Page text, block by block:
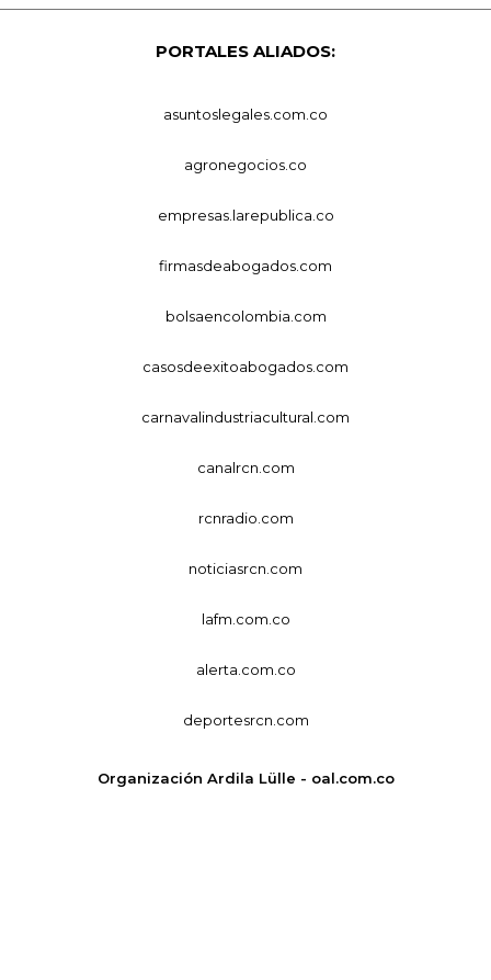
PORTALES ALIADOS:
asuntoslegales.com.co
agronegocios.co
empresas.larepublica.co
firmasdeabogados.com
bolsaencolombia.com
casosdeexitoabogados.com
carnavalindustriacultural.com
canalrcn.com
rcnradio.com
noticiasrcn.com
lafm.com.co
alerta.com.co
deportesrcn.com
Organización Ardila Lülle - oal.com.co